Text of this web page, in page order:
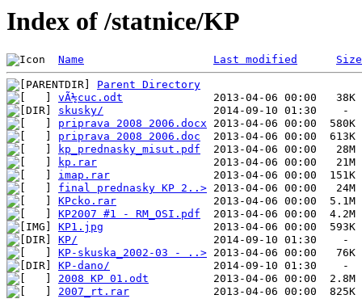
Index of /statnice/KP
Name Last modified Size
Parent Directory
vÃ½cuc.odt
skusky/
priprava 2008 2006.docx
priprava 2008 2006.doc
kp_prednasky_misut.pdf
kp.rar
imap.rar
final prednasky KP 2..>
KPcko.rar
KP2007 #1 - RM_OSI.pdf
KP1.jpg
KP/
KP-skuska_2002-03 - ..>
KP-dano/
2008 KP 01.odt
2007_rt.rar